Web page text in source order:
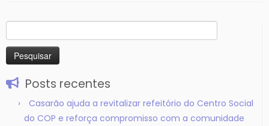
por:
Posts recentes
Casarão ajuda a revitalizar refeitório do Centro Social
do COP e reforça compromisso com a comunidade